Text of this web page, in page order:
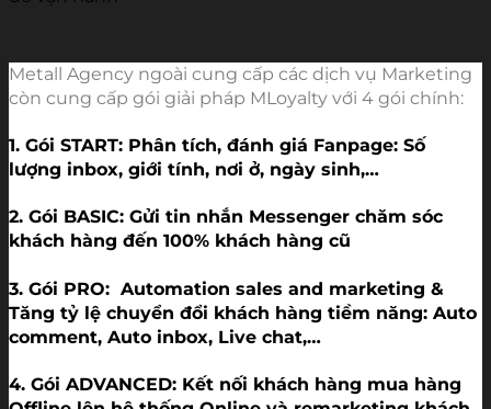
Metall Agency ngoài cung cấp các dịch vụ Marketing
còn cung cấp gói giải pháp MLoyalty với 4 gói chính:
1. Gói START: Phân tích, đánh giá Fanpage: Số
lượng inbox, giới tính, nơi ở, ngày sinh,…
2. Gói BASIC: Gửi tin nhắn Messenger chăm sóc
khách hàng đến 100% khách hàng cũ
3. Gói PRO:  Automation sales and marketing &
Tăng tỷ lệ chuyển đổi khách hàng tiềm năng: Auto
comment, Auto inbox, Live chat,…
4. Gói ADVANCED: Kết nối khách hàng mua hàng